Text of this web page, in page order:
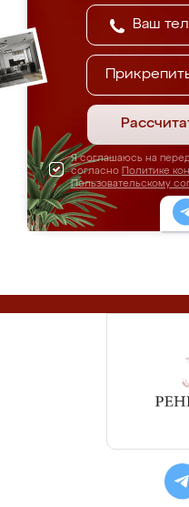
Я соглашаюсь на
согласно Политике
Пользовательскому